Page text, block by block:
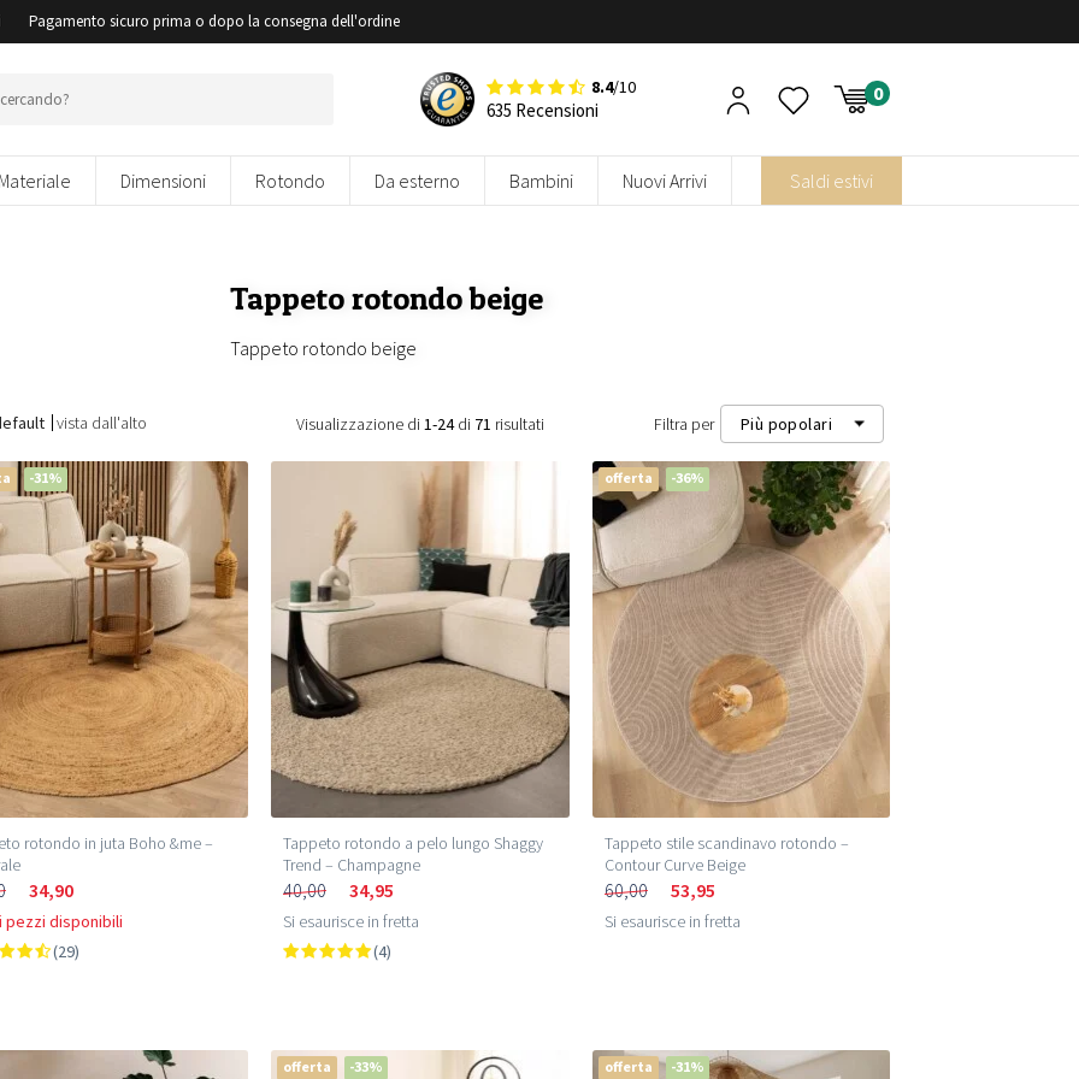
Pagamento sicuro prima o dopo la consegna dell'ordine
8.4/10
635 Recensioni
Materiale Dimensioni Rotondo Da esterno Bambini Nuovi Arrivi Saldi estivi
Tappeto rotondo beige
Tappeto rotondo beige
vista dall'alto Visualizzazione di 1-24di 71 risultati Filtra per Più popolari
Più popolari
Più recenti
Prezzo più basso (m²)
Prezzo più alto (m²)
-31%
rotondo in juta Boho &me –
34,90
pezzi disponibili
(29)
Tappeto rotondo a pelo lungo Shaggy
Trend – Champagne
40,00 34,95
Si esaurisce in fretta
(4)
offerta -36%
Tappeto stile scandinavo rotondo –
Contour Curve Beige
60,00 53,95
Si esaurisce in fretta
offerta -33% offerta -31%